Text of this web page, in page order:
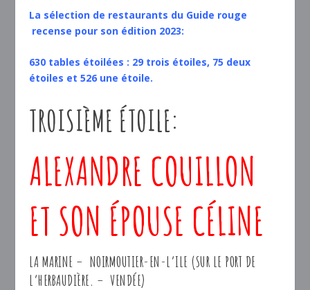
La sélection de restaurants du Guide rouge
recense pour son édition 2023:
630 tables étoilées : 29 trois étoiles, 75 deux
étoiles et 526 une étoile.
TROISIÈME ÉTOILE:
ALEXANDRE COUILLON
ET SON ÉPOUSE CÉLINE
LA MARINE – NOIRMOUTIER-EN-L’ILE (SUR LE PORT DE
L’HERBAUDIÈRE. – VENDÉE)